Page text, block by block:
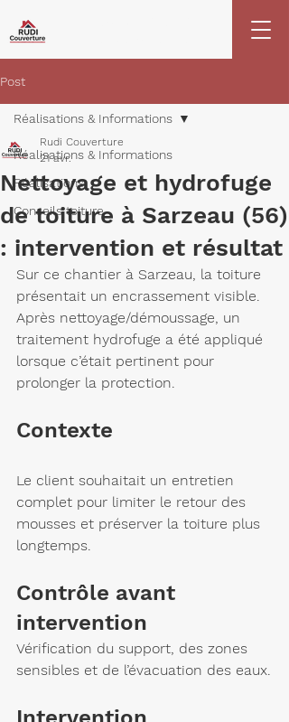
Post
Réalisations & Informations
Réalisations
Conseils toiture
Réalisations & Informations
Nettoyage et hydrofuge
de toiture à Sarzeau (56)
: intervention et résultat
Rudi Couverture
21 avr.
Sur ce chantier à Sarzeau, la toiture
présentait un encrassement visible.
Après nettoyage/démoussage, un
traitement hydrofuge a été appliqué
lorsque c’était pertinent pour
prolonger la protection.
Contexte
Le client souhaitait un entretien
complet pour limiter le retour des
mousses et préserver la toiture plus
longtemps.
Contrôle avant
intervention
Vérification du support, des zones
sensibles et de l’évacuation des eaux.